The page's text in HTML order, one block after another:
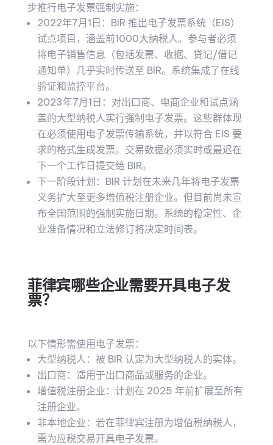
步推行电子发票强制实施：
2022年7月1日：BIR 推出电子发票系统（EIS）
试点项目，涵盖前1000大纳税人。参与者必须
将电子销售信息（包括发票、收据、贷记/借记
通知单）几乎实时传送至 BIR。系统集成了在线
验证和监控平台。
2023年7月1日：对出口商、电商企业和试点涵
盖的大型纳税人实行强制电子发票。这些群体现
在必须使用电子发票传输系统，并以符合 EIS 要
求的格式生成发票。交易数据必须实时或最迟在
下一个工作日提交给 BIR。
下一阶段计划：BIR 计划在未来几年将电子发票
义务扩大至更多增值税注册企业。但目前尚未宣
布全国范围的强制实施日期。系统的稳定性、企
业准备情况和立法修订将决定时间表。
菲律宾哪些企业需要开具电子发
票？
以下情形需使用电子发票：
大型纳税人：被 BIR 认定为大型纳税人的实体。
出口商：适用于出口商品或服务的企业。
增值税注册企业：计划在 2025 年前扩展至所有
注册企业。
非本地企业：若在菲律宾注册为增值税纳税人，
需为应税交易开具电子发票。